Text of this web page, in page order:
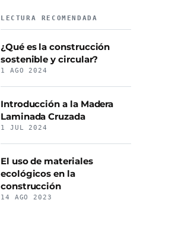
LECTURA RECOMENDADA
¿Qué es la construcción
sostenible y circular?
1 AGO 2024
Introducción a la Madera
Laminada Cruzada
1 JUL 2024
El uso de materiales
ecológicos en la
construcción
14 AGO 2023